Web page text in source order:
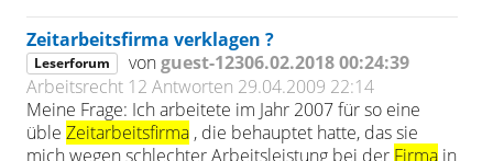
Zeitarbeitsfirma verklagen ?
Leserforum von guest-12306.02.2018 00:24:39
Arbeitsrecht 12 Antworten 29.04.2009 22:14
Meine Frage: Ich arbeitete im Jahr 2007 für so eine
übleZeitarbeitsfirma , die behauptet hatte, das sie
mich wegen schlechter Arbeitsleistung bei der Firma in